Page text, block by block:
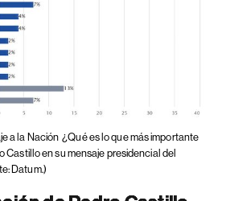
a la Nación ¿Qué es lo que más importante
Castillo en su mensaje presidencial del
Datum.)